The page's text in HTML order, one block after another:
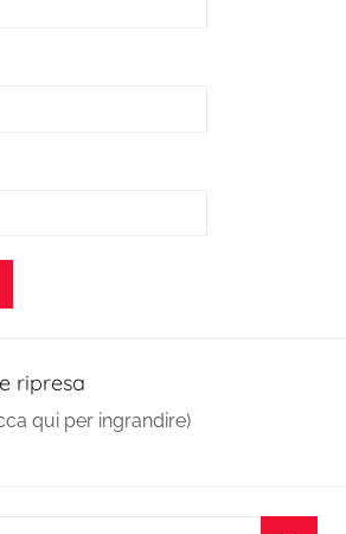
ripresa
qui per ingrandire)